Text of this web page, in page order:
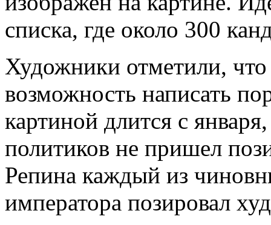
списка, где около 300
Художники отметили,
возможность написать
картиной длится с
политиков не пришел
Репина каждый из
императора позировал